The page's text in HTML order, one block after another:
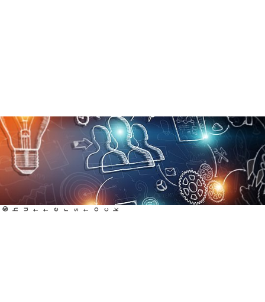
© Shutterstock